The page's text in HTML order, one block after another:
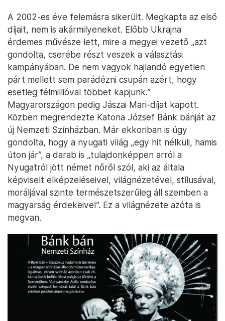
A 2002-es éve felemásra sikerült. Megkapta az első
díjait, nem is akármilyeneket. Előbb Ukrajna
érdemes művésze lett, mire a megyei vezető „azt
gondolta, cserébe részt veszek a választási
kampányában. De nem vagyok hajlandó egyetlen
párt mellett sem parádézni csupán azért, hogy
esetleg félmillióval többet kapjunk.”
Magyarországon pedig Jászai Mari-díjat kapott.
Közben megrendezte Katona József Bánk bánját az
új Nemzeti Színházban. Már ekkoriban is úgy
gondolta, hogy a nyugati világ „egy hit nélküli, hamis
úton jár”, a darab is „tulajdonképpen arról a
Nyugatról jött német nőről szól, aki az általa
képviselt elképzeléseivel, világnézetével, stílusával,
moráljával szinte természetszerűleg áll szemben a
magyarság érdekeivel”. Ez a világnézete azóta is
megvan.